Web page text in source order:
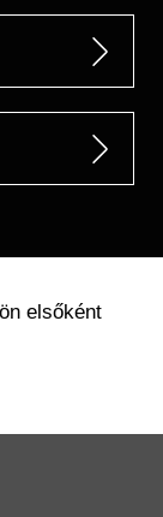
elsőként